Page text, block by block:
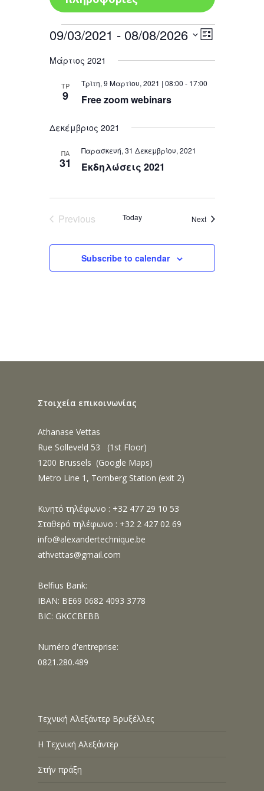
Events
Views
Event
Navigation
List
09/03/2021 - 08/08/2026
date.
Μάρτιος 2021
ΤΡ
9 Free zoom webinars
Τρίτη, 9 Μαρτίου, 2021 | 08:00 - 17:00
Δεκέμβριος 2021
ΠΑ
31 Εκδηλώσεις 2021
Παρασκευή, 31 Δεκεμβρίου, 2021
Previous
Today NextEvents
Subscribe to calendar
Στοιχεία επικοινωνίας
Athanase Vettas
Rue Solleveld 53 (1st Floor)
1200 Brussels (Google Maps)
Metro Line 1, Tomberg Station (exit 2)
Κινητό τηλέφωνο : +32 477 29 10 53
Σταθερό τηλέφωνο : +32 2 427 02 69
info@alexandertechnique.be
athvettas@gmail.com
Belfius Bank:
IBAN: BE69 0682 4093 3778
BIC: GKCCBEBB
Numéro d'entreprise:
0821.280.489
Τεχνική Αλεξάντερ Βρυξέλλες
Η Τεχνική Αλεξάντερ
Στήν πράξη